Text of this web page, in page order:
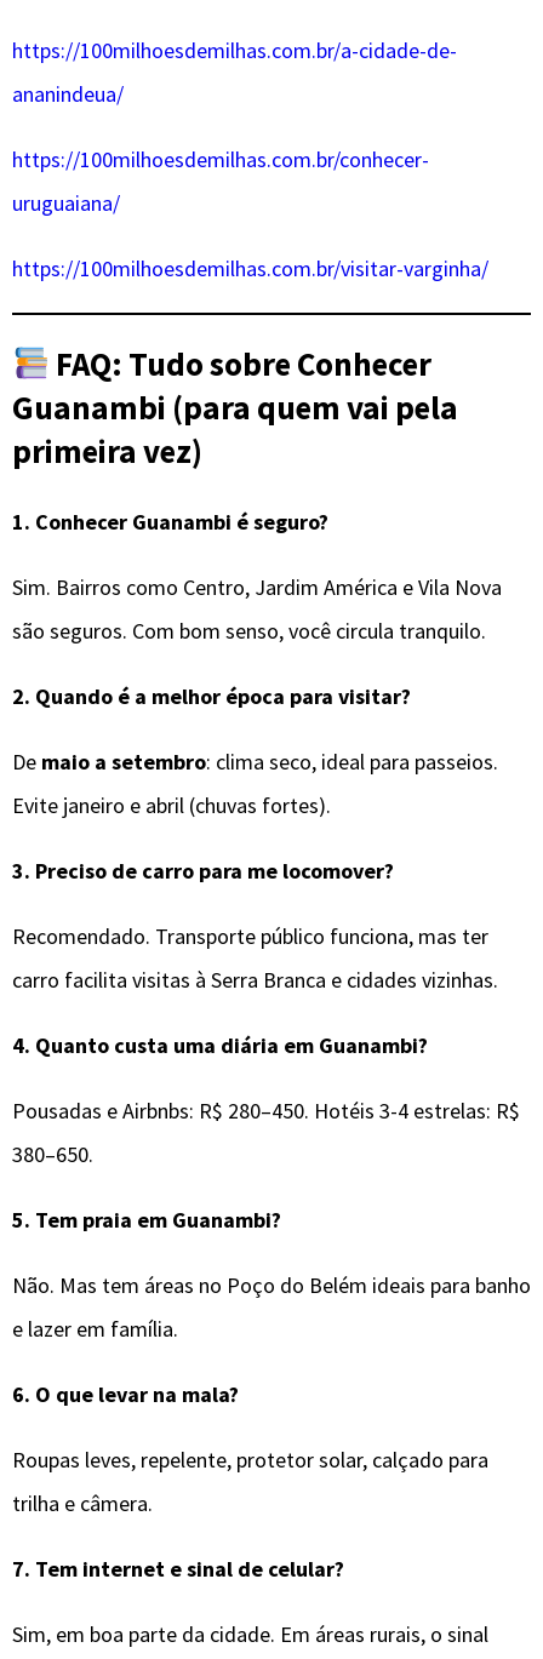
https://100milhoesdemilhas.com.br/a-cidade-de-
ananindeua/
https://100milhoesdemilhas.com.br/conhecer-
uruguaiana/
https://100milhoesdemilhas.com.br/visitar-varginha/
FAQ: Tudo sobre Conhecer
Guanambi (para quem vai pela
primeira vez)
1. Conhecer Guanambi é seguro?
Sim. Bairros como Centro, Jardim América e Vila Nova
são seguros. Com bom senso, você circula tranquilo.
2. Quando é a melhor época para visitar?
De maio a setembro: clima seco, ideal para passeios.
Evite janeiro e abril (chuvas fortes).
3. Preciso de carro para me locomover?
Recomendado. Transporte público funciona, mas ter
carro facilita visitas à Serra Branca e cidades vizinhas.
4. Quanto custa uma diária em Guanambi?
Pousadas e Airbnbs: R$ 280–450. Hotéis 3-4 estrelas: R$
380–650.
5. Tem praia em Guanambi?
Não. Mas tem áreas no Poço do Belém ideais para banho
e lazer em família.
6. O que levar na mala?
Roupas leves, repelente, protetor solar, calçado para
trilha e câmera.
7. Tem internet e sinal de celular?
Sim, em boa parte da cidade. Em áreas rurais, o sinal